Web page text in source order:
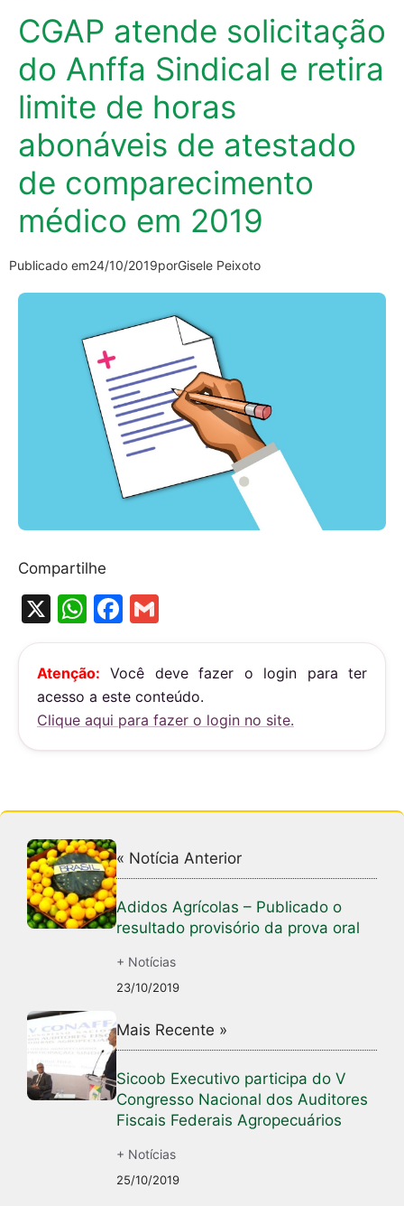
CGAP atende solicitação
do Anffa Sindical e retira
limite de horas
abonáveis de atestado
de comparecimento
médico em 2019
Publicado em24/10/2019porGisele Peixoto
Compartilhe
X
W
h
at
s
A
p
F
a
c
e
b
o
k
m
ai
l
Atenção: Você deve fazer o login para ter
acesso a este conteúdo.
Clique aqui para fazer o login no site.
« Notícia Anterior
Adidos Agrícolas – Publicado o
resultado provisório da prova oral
+ Notícias
23/10/2019
Mais Recente »
Sicoob Executivo participa do V
Congresso Nacional dos Auditores
Fiscais Federais Agropecuários
+ Notícias
25/10/2019